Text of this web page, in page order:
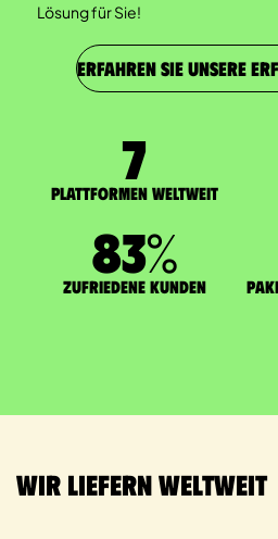
Lösung für Sie!
ERFAHREN SIE UNSERE
7
Plattformen weltweit
83%
zufriedene Kunden
Wir liefern weltweit